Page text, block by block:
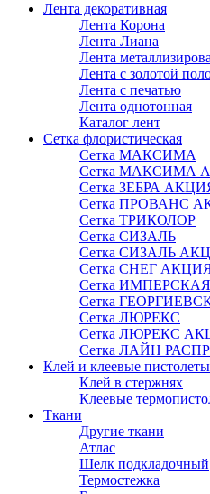
Лента декоративная
Лента Корона
Лента Лиана
Лента
Лента с золотой
Лента с печатью
Лента однотонная
Каталог лент
Сетка флористическая
Сетка МАКСИМА
Сетка МАКСИМА
Сетка ЗЕБРА
Сетка ПРОВАНС
Сетка ТРИКОЛОР
Сетка СИЗАЛЬ
Сетка СИЗАЛЬ
Сетка СНЕГ
Сетка
Сетка
Сетка ЛЮРЕКС
Сетка ЛЮРЕКС
Сетка ЛАЙН
Клей и клеевые пистолеты
Клей в стержнях
Клеевые
Ткани
Другие ткани
Атлас
Шелк подкладочный
Термостежка